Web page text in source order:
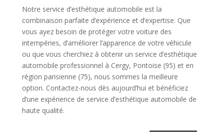
Notre service d’esthétique automobile est la
combinaison parfaite d’expérience et d’expertise. Que
vous ayez besoin de protéger votre voiture des
intempéries, d’améliorer l’apparence de votre véhicule
ou que vous cherchiez à obtenir un service d’esthétique
automobile professionnel à Cergy, Pontoise (95) et en
région parisienne (75), nous sommes la meilleure
option. Contactez-nous dès aujourd’hui et bénéficiez
d’une expérience de service d’esthétique automobile de
haute qualité.